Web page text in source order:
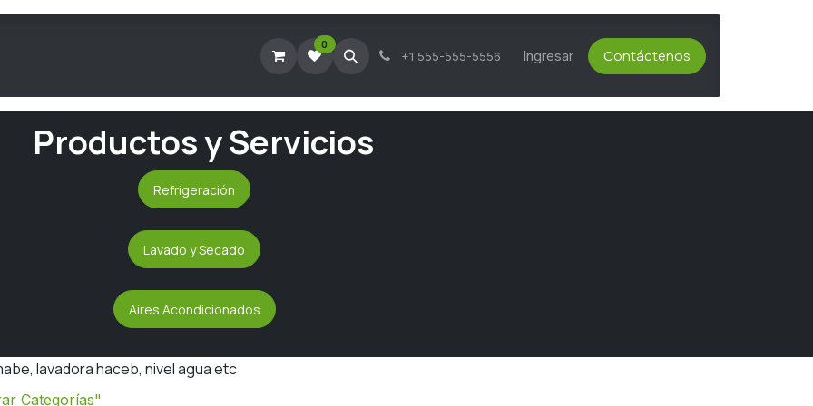
Agendar Visita Técnica Consultar Tickets Activos Asesoría Técnica Servicio al Cliente
0
+1 555-555-5556 Ingresar Contáctenos
Productos y Servicios
Refrigeración
Lavado y Secado
Aires Acondicionados
lavadora haceb, nivel agua etc
Categorías"